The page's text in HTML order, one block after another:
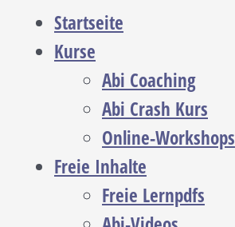
Startseite
Kurse
Abi Coaching
Abi Crash Kurs
Online-Workshops
Freie Inhalte
Freie Lernpdfs